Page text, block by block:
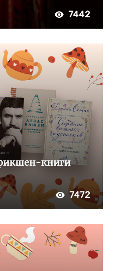
7442
книги
7472